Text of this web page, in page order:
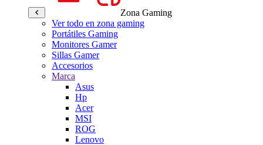
Zona Gaming
Ver todo en zona gaming
Portátiles Gaming
Monitores Gamer
Sillas Gamer
Accesorios
Marca
Asus
Hp
Acer
MSI
ROG
Lenovo